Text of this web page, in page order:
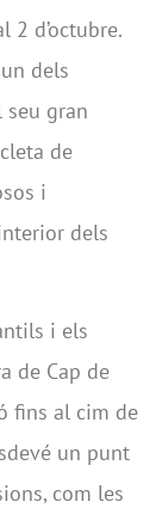
2 d’octubre.
dels
seu gran
de
i
dels
i els
de Cap de
fins al cim de
un punt
com les